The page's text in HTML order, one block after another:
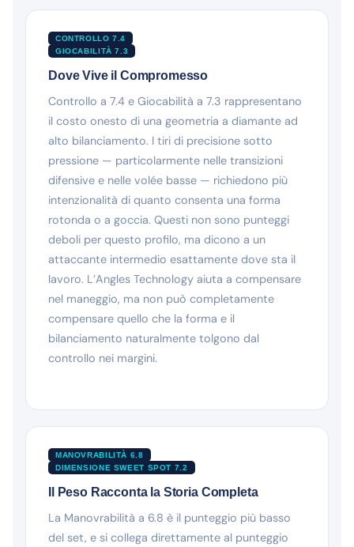
CONTROLLO 7.4
GIOCABILITÀ 7.3
Dove Vive il Compromesso
Controllo a 7.4 e Giocabilità a 7.3 rappresentano
il costo onesto di una geometria a diamante ad
alto bilanciamento. I tiri di precisione sotto
pressione — particolarmente nelle transizioni
difensive e nelle volée basse — richiedono più
intenzionalità di quanto consenta una forma
rotonda o a goccia. Questi non sono punteggi
deboli per questo profilo, ma dicono a un
attaccante intermedio esattamente dove sta il
lavoro. L’Angles Technology aiuta a compensare
nel maneggio, ma non può completamente
compensare quello che la forma e il
bilanciamento naturalmente tolgono dal
controllo nei margini.
MANOVRABILITÀ 6.8
DIMENSIONE SWEET SPOT 7.2
Il Peso Racconta la Storia Completa
La Manovrabilità a 6.8 è il punteggio più basso
del set, e si collega direttamente al punteggio